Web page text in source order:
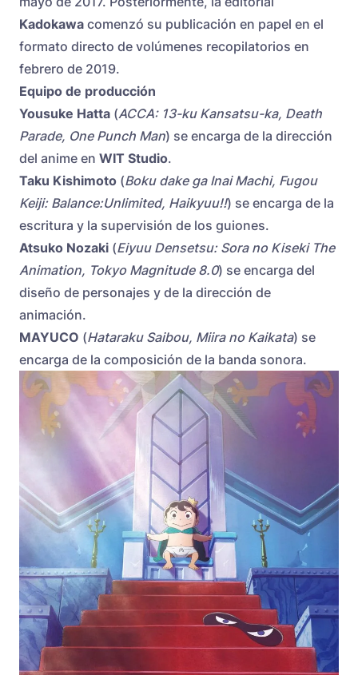
Kadokawa comenzó su publicación en papel en el
formato directo de volúmenes recopilatorios en
febrero de 2019.
Equipo de producción
Yousuke Hatta (ACCA: 13-ku Kansatsu-ka, Death
Parade, One Punch Man) se encarga de la dirección
del anime en WIT Studio.
Taku Kishimoto (Boku dake ga Inai Machi, Fugou
Keiji: Balance:Unlimited, Haikyuu!!) se encarga de la
escritura y la supervisión de los guiones.
Atsuko Nozaki (Eiyuu Densetsu: Sora no Kiseki The
Animation, Tokyo Magnitude 8.0) se encarga del
diseño de personajes y de la dirección de
animación.
MAYUCO (Hataraku Saibou, Miira no Kaikata) se
encarga de la composición de la banda sonora.